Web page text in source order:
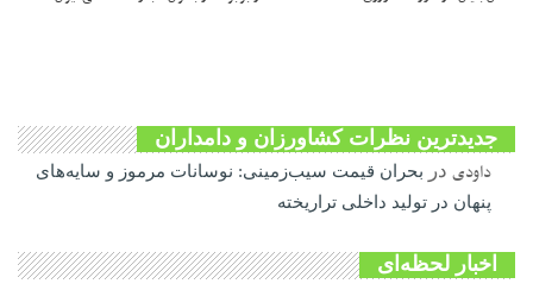
جدیدترین نظرات کشاورزان و دامداران
داودی در
بحران قیمت سیب‌زمینی: نوسانات مرموز و سایه‌های
پنهان در تولید داخلی تراریخته
اخبار لحظه‌ای